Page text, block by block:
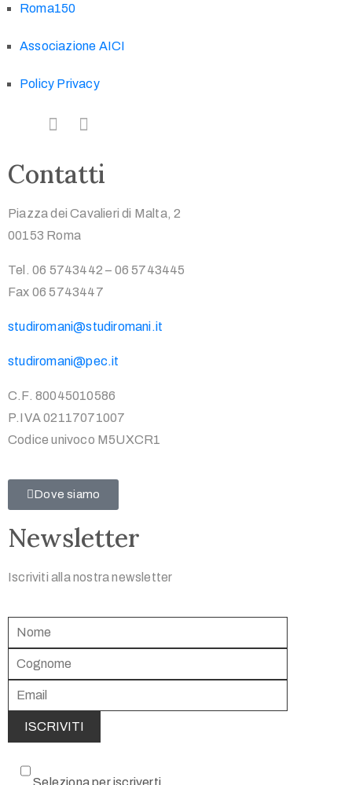
Roma150
Associazione AICI
Policy Privacy
Contatti
Piazza dei Cavalieri di Malta, 2
00153 Roma
Tel. 06 5743442 – 06 5743445
Fax 06 5743447
studiromani@studiromani.it
studiromani@pec.it
C.F. 80045010586
P.IVA 02117071007
Codice univoco M5UXCR1
Dove siamo
Newsletter
Iscriviti alla nostra newsletter
Seleziona per iscriverti